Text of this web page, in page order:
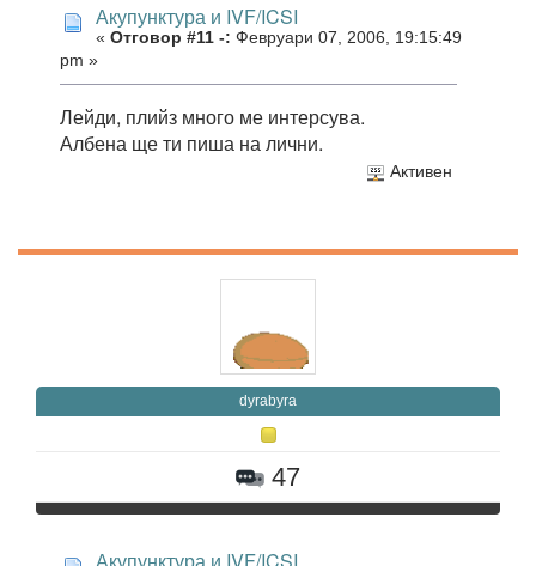
Акупунктура и IVF/ICSI
« Отговор #11 -: Февруари 07, 2006, 19:15:49
pm »
Лейди, плийз много ме интерсува.
Албена ще ти пиша на лични.
Активен
dyrabyra
47